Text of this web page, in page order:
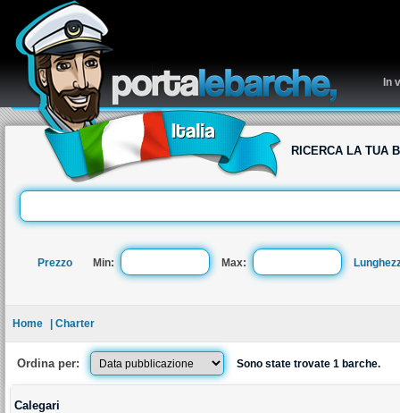
In
RICERCA LA TUA
Prezzo Min: Max:
Home | Charter
Ordina per: Sono state trovate 1 barche.
Calegari